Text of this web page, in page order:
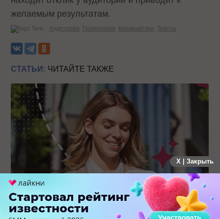
желаемым результатам.
Теги: Аудитория Психология Копирайтинг Тексты
СТАТЬИ: ЧИТАЙТЕ ТАКЖЕ
Каким брендам действительно нужны mobile push-
коммуникации, а для кого это – лишняя трата ресурсов
X | Закрыть